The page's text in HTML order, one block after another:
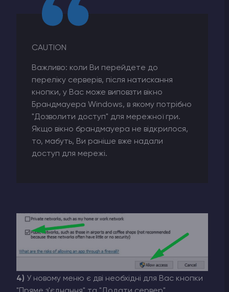
CAUTION
Важливо: коли Ви перейдете до
переліку серверів, після натискання
кнопки, у Вас може виповзти вікно
Брандмауера Windows, в якому потрібно
"Дозволити доступ" для мережної гри.
Якщо вікно брандмауера не відкрилося,
то, мабуть, Ви раніше вже надали
доступ для мережі.
4) У новому меню є дві необхідні для Вас кнопки